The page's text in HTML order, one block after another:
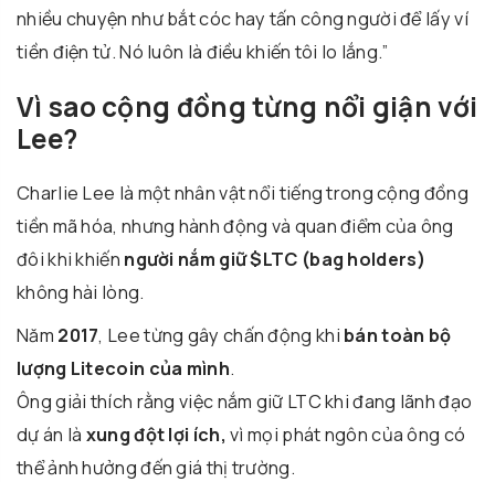
nhiều chuyện như bắt cóc hay tấn công người để lấy ví
tiền điện tử. Nó luôn là điều khiến tôi lo lắng.”
Vì sao cộng đồng từng nổi giận với
Lee?
Charlie Lee là một nhân vật nổi tiếng trong cộng đồng
tiền mã hóa, nhưng hành động và quan điểm của ông
đôi khi khiến người nắm giữ $LTC (bag holders)
không hài lòng.
Năm 2017, Lee từng gây chấn động khi bán toàn bộ
lượng Litecoin của mình.
Ông giải thích rằng việc nắm giữ LTC khi đang lãnh đạo
dự án là xung đột lợi ích, vì mọi phát ngôn của ông có
thể ảnh hưởng đến giá thị trường.